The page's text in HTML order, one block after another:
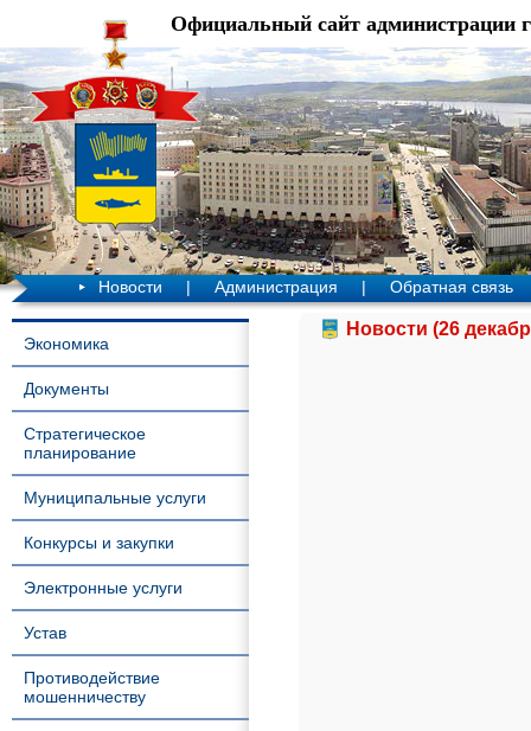
Официальный сайт администрации
Новости | Администрация | Обратная связь
Экономика
Документы
Стратегическое
планирование
Муниципальные услуги
Конкурсы и закупки
Электронные услуги
Устав
Противодействие
мошенничеству
Новости (26